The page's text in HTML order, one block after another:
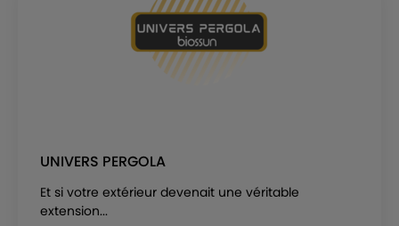
UNIVERS PERGOLA
Et si votre extérieur devenait une véritable
extension...